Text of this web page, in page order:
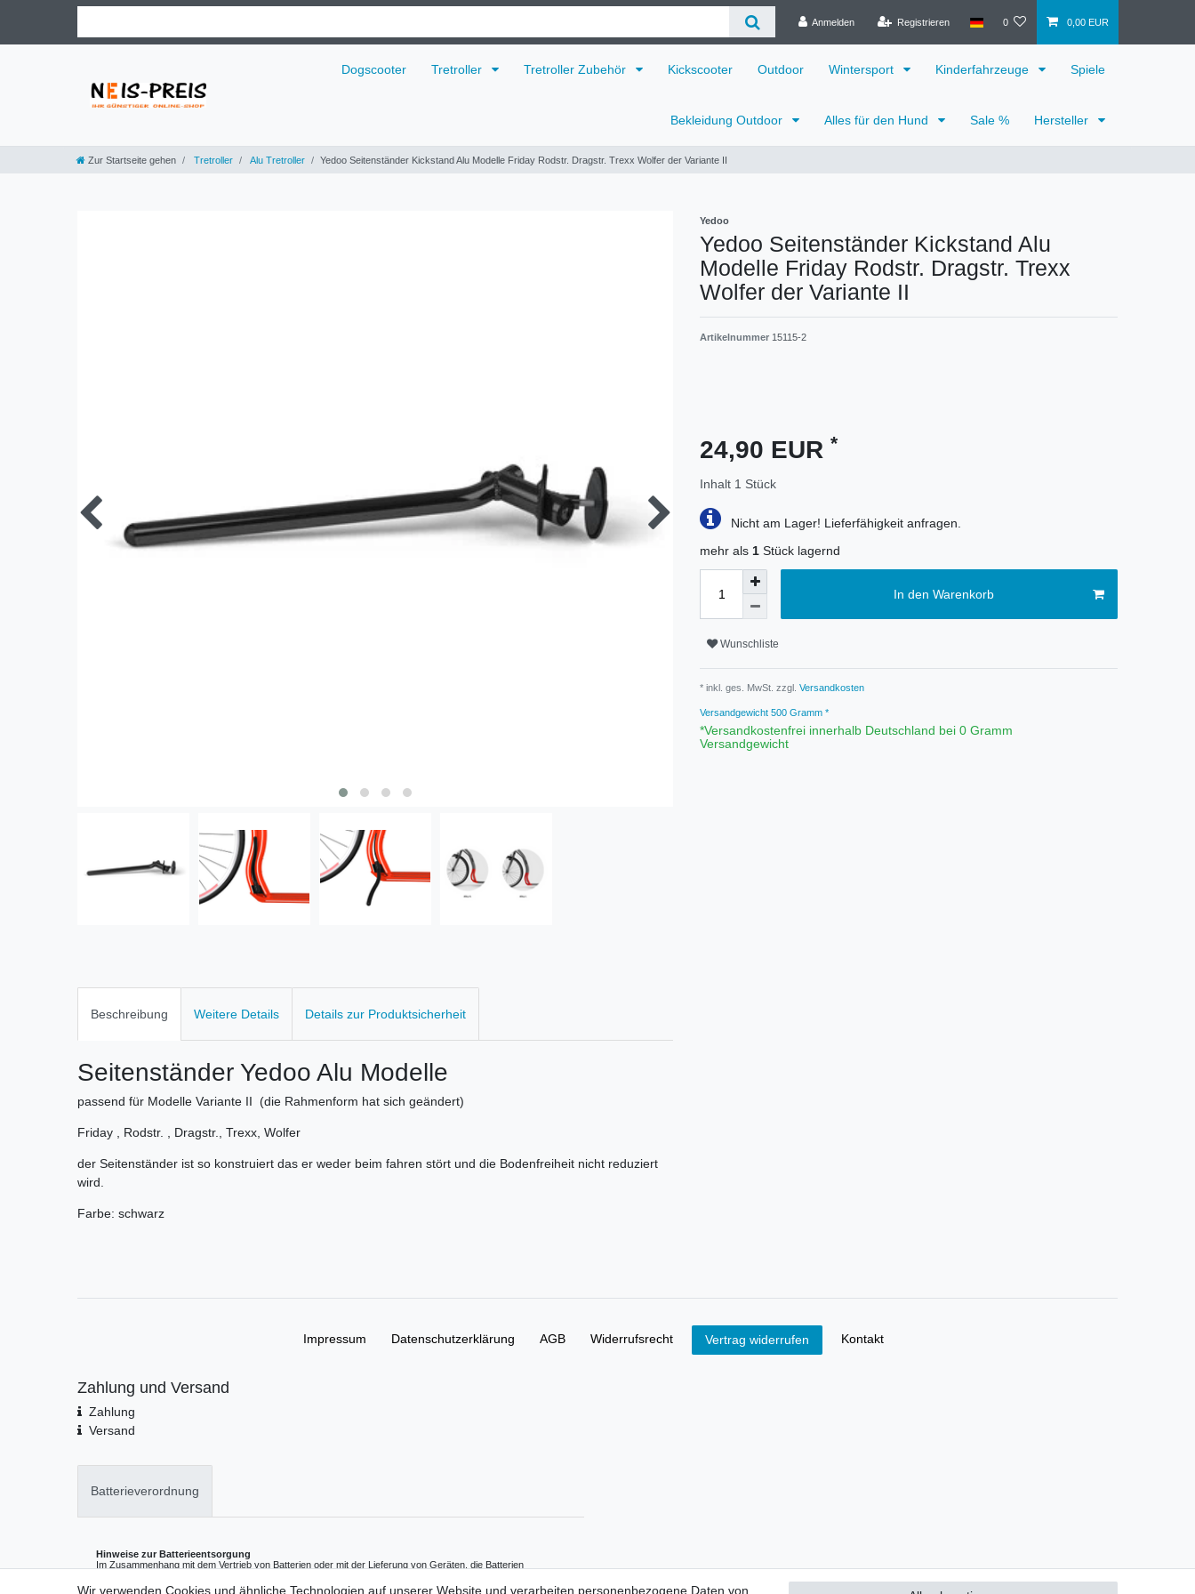
Anmelden Registrieren 0 0,00 EUR
Dogscooter Tretroller Tretroller Zubehör Kickscooter Outdoor Wintersport Kinderfahrzeuge Spiele
Bekleidung Outdoor Alles für den Hund Sale % Hersteller
Zur Startseite gehen Tretroller Alu Tretroller Yedoo Seitenständer Kickstand Alu Modelle Friday Rodstr. Dragstr. Trexx Wolfer der Variante II
Yedoo
Yedoo Seitenständer Kickstand Alu
Modelle Friday Rodstr. Dragstr. Trexx
Wolfer der Variante II
Artikelnummer 15115-2
24,90 EUR *
Inhalt 1 Stück
Nicht am Lager! Lieferfähigkeit anfragen.
mehr als 1 Stück lagernd
In den Warenkorb
Wunschliste
* inkl. ges. MwSt. zzgl. Versandkosten
Versandgewicht 500 Gramm *
*Versandkostenfrei innerhalb Deutschland bei 0 Gramm
Versandgewicht
Beschreibung Weitere Details Details zur Produktsicherheit
Seitenständer Yedoo Alu Modelle
passend für Modelle Variante II (die Rahmenform hat sich geändert)
Friday , Rodstr. , Dragstr., Trexx, Wolfer
der Seitenständer ist so konstruiert das er weder beim fahren stört und die Bodenfreiheit nicht reduziert
wird.
Farbe: schwarz
Impressum Daten­schutz­erklärung AGB Widerrufs­recht Vertrag widerrufen Kontakt
Zahlung und Versand
Zahlung
Versand
Batterieverordnung
Hinweise zur Batterieentsorgung
Im Zusammenhang mit dem Vertrieb von Batterien oder mit der Lieferung von Geräten, die Batterien
Sie sind zur Rückgabe gebrauchter Batterien als Endnutzer gesetzlich verpflichtet. Sie können Altbatterien,
Wir verwenden Cookies und ähnliche Technologien auf unserer Website und verarbeiten personenbezogene Daten von